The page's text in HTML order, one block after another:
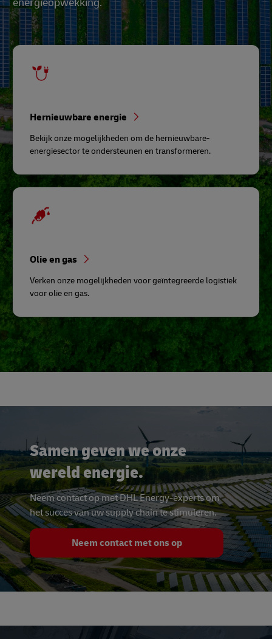
Hernieuwbare energie
Bekijk onze mogelijkheden om de hernieuwbare-
energiesector te ondersteunen en transformeren.
Olie en gas
Verken onze mogelijkheden voor geïntegreerde logistiek
voor olie en gas.
Samen geven we onze
wereld energie.
Neem contact op met DHL Energy-experts om
het succes van uw supply chain te stimuleren.
Neem contact met ons op